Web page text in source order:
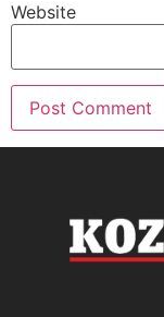
Website